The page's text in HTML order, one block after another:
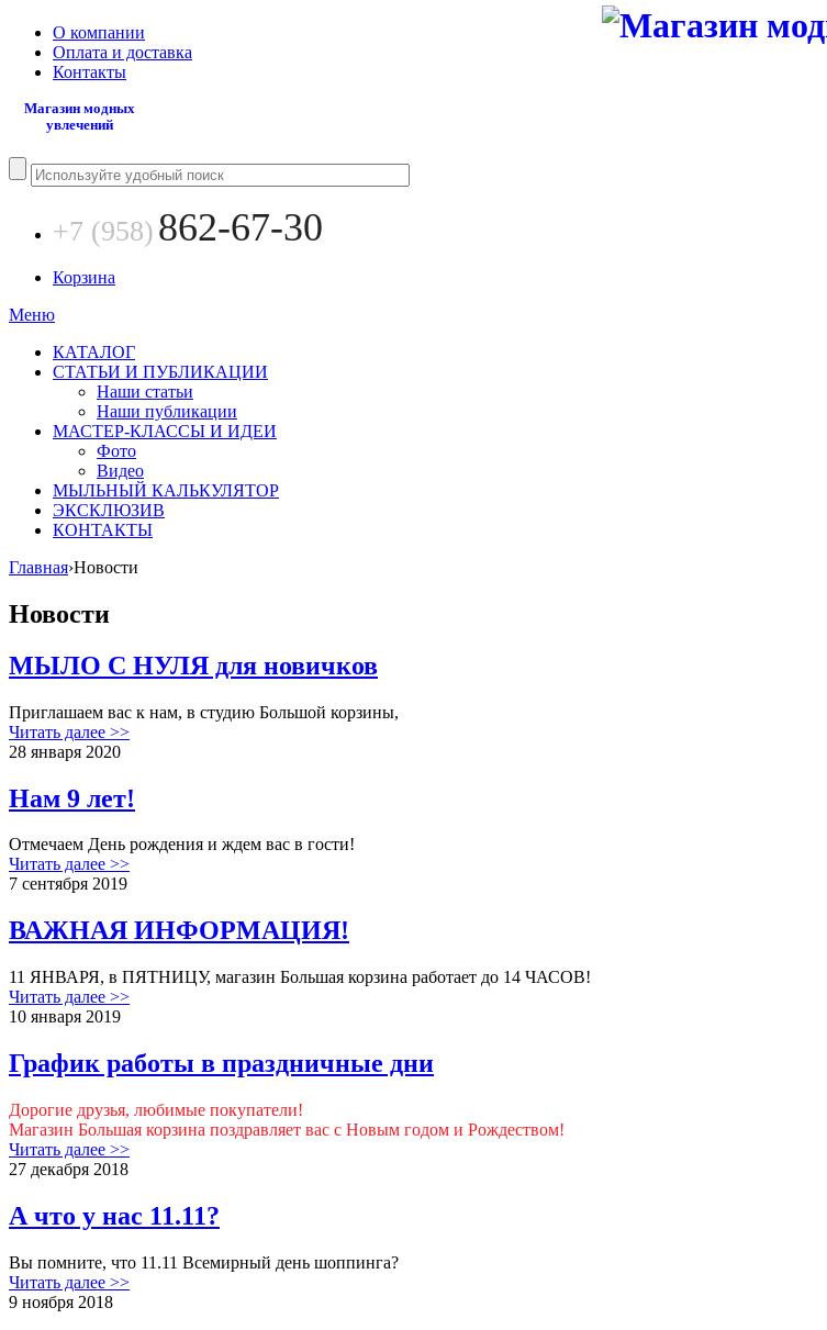
О компании
Оплата и доставка
Контакты
Магазин модных
увлечений
+7 (958) 862-67-30
Корзина
Меню
КАТАЛОГ
СТАТЬИ И ПУБЛИКАЦИИ
Наши статьи
Наши публикации
МАСТЕР-КЛАССЫ И ИДЕИ
Фото
Видео
МЫЛЬНЫЙ КАЛЬКУЛЯТОР
ЭКСКЛЮЗИВ
КОНТАКТЫ
Главная›Новости
Новости
МЫЛО С НУЛЯ для новичков
Приглашаем вас к нам, в студию Большой корзины,
Читать далее >>
28 января 2020
Нам 9 лет!
Отмечаем День рождения и ждем вас в гости!
Читать далее >>
7 сентября 2019
ВАЖНАЯ ИНФОРМАЦИЯ!
11 ЯНВАРЯ, в ПЯТНИЦУ, магазин Большая корзина работает до 14 ЧАСОВ!
Читать далее >>
10 января 2019
График работы в праздничные дни
Дорогие друзья, любимые покупатели!
Магазин Большая корзина поздравляет вас с Новым годом и Рождеством!
Читать далее >>
27 декабря 2018
А что у нас 11.11?
Вы помните, что 11.11 Всемирный день шоппинга?
Читать далее >>
9 ноября 2018